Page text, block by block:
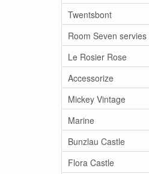
Twentsbont
Room Seven servies
Le Rosier Rose
Accessorize
Mickey Vintage
Marine
Bunzlau Castle
Flora Castle